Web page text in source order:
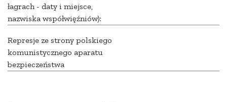
łagrach - daty i miejsce,
nazwiska współwięźniów):
Represje ze strony polskiego
komunistycznego aparatu
bezpieczeństwa